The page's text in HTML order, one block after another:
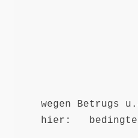
wegen Betrugs
hier: bedingte